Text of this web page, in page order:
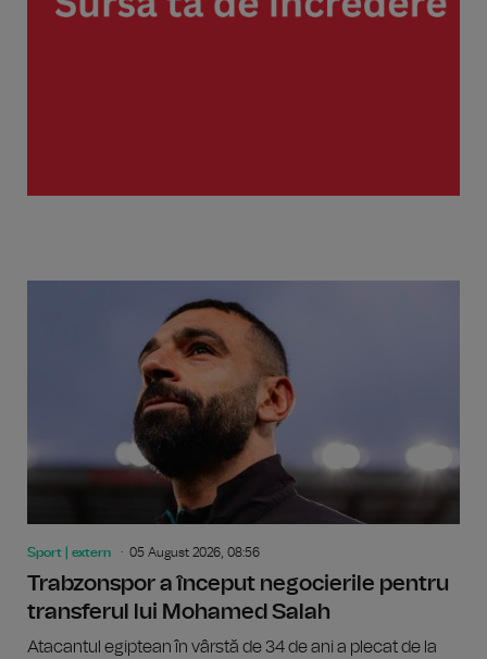
Sport | extern 05 August 2026, 08:56
Trabzonspor a început negocierile pentru
transferul lui Mohamed Salah
Atacantul egiptean în vârstă de 34 de ani a plecat de la